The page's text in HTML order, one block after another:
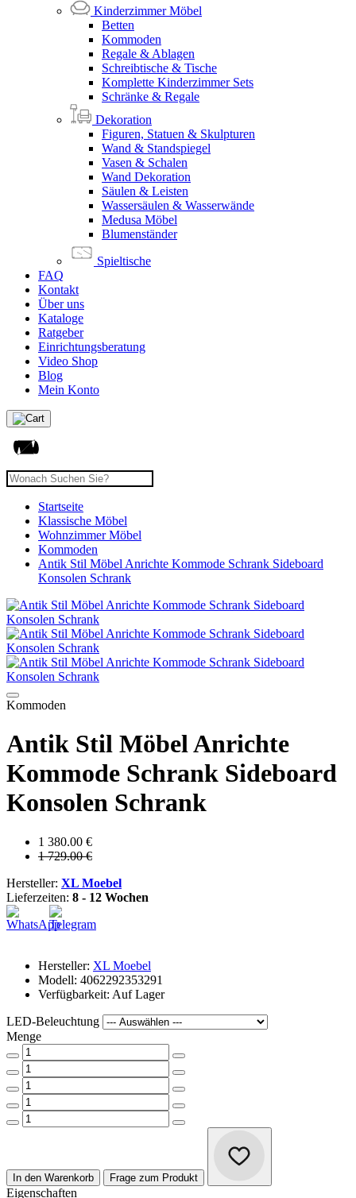
Kinderzimmer Möbel
Betten
Kommoden
Regale & Ablagen
Schreibtische & Tische
Komplette Kinderzimmer Sets
Schränke & Regale
Dekoration
Figuren, Statuen & Skulpturen
Wand & Standspiegel
Vasen & Schalen
Wand Dekoration
Säulen & Leisten
Wassersäulen & Wasserwände
Medusa Möbel
Blumenständer
Spieltische
FAQ
Kontakt
Über uns
Kataloge
Ratgeber
Einrichtungsberatung
Video Shop
Blog
Mein Konto
Startseite
Klassische Möbel
Wohnzimmer Möbel
Kommoden
Antik Stil Möbel Anrichte Kommode Schrank Sideboard
Konsolen Schrank
Kommoden
Antik Stil Möbel Anrichte
Kommode Schrank Sideboard
Konsolen Schrank
1 380.00 €
1 729.00 €
Hersteller: XL Moebel
Lieferzeiten: 8 - 12 Wochen
Hersteller: XL Moebel
Modell: 4062292353291
Verfügbarkeit: Auf Lager
LED-Beleuchtung
Menge
In den Warenkorb Frage zum Produkt
Eigenschaften